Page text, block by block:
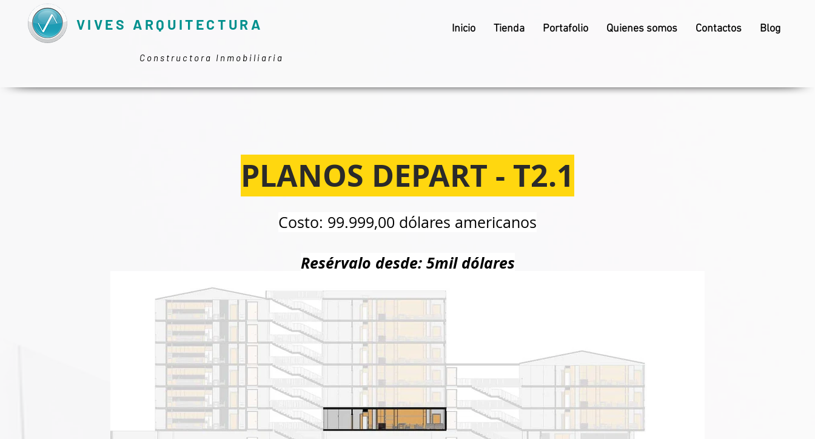
Inicio Tienda Portafolio Quienes somos Contactos Blog
VIVES ARQUITECTURA
Constructora Inmobiliaria
PLANOS DEPART - T2.1
Costo: 99.999,00 dólares americanos
Resérvalo desde: 5mil dólares